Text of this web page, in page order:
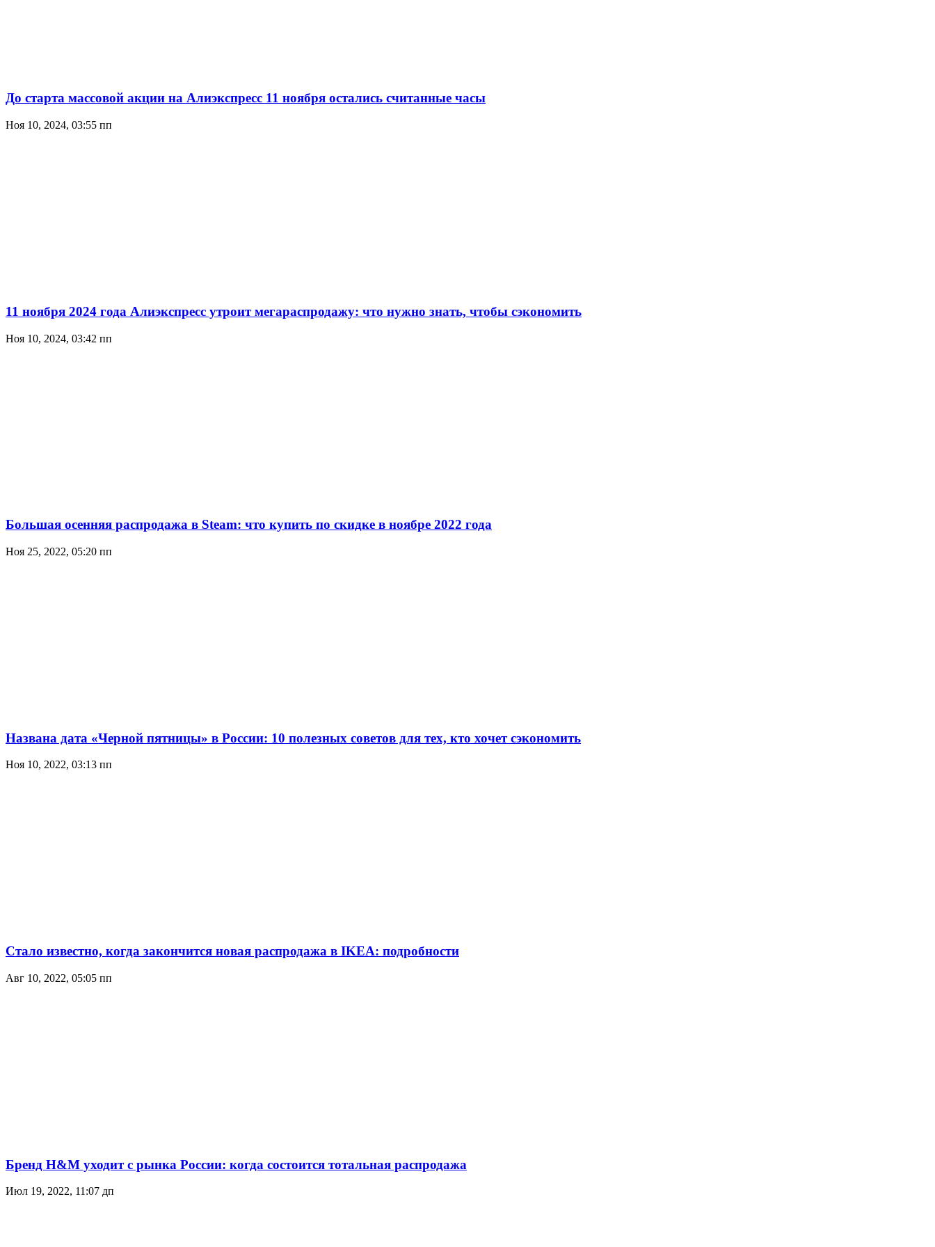
До старта массовой акции на Алиэкспресс 11 ноября остались считанные часы
Ноя 10, 2024, 03:55 пп
11 ноября 2024 года Алиэкспресс утроит мегараспродажу: что нужно знать, чтобы сэкономить
Ноя 10, 2024, 03:42 пп
Большая осенняя распродажа в Steam: что купить по скидке в ноябре 2022 года
Ноя 25, 2022, 05:20 пп
Названа дата «Черной пятницы» в России: 10 полезных советов для тех, кто хочет сэкономить
Ноя 10, 2022, 03:13 пп
Стало известно, когда закончится новая распродажа в IKEA: подробности
Авг 10, 2022, 05:05 пп
Бренд H&M уходит с рынка России: когда состоится тотальная распродажа
Июл 19, 2022, 11:07 дп